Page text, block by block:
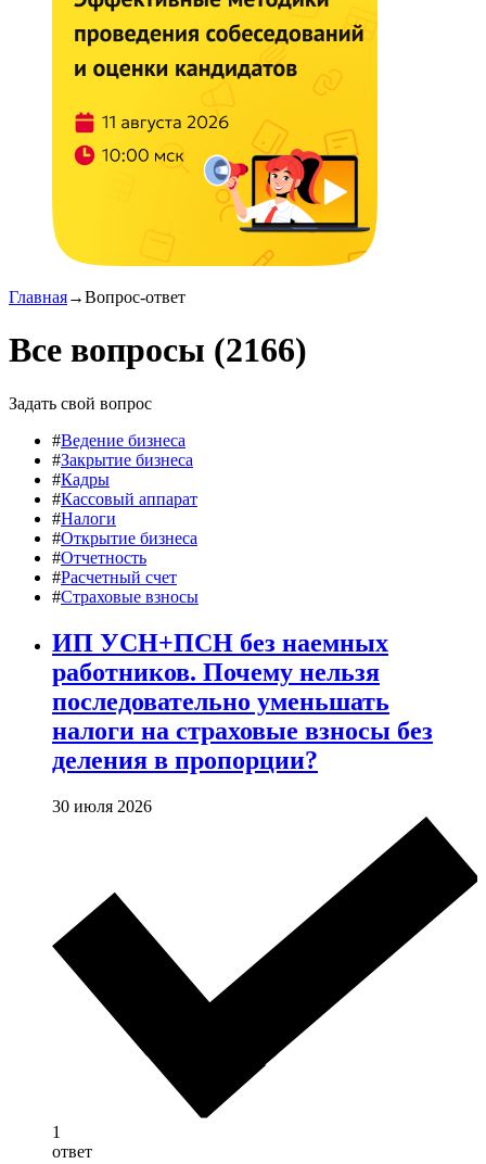
Главная→Вопрос-ответ
Все вопросы (2166)
Задать свой вопрос
#Ведение бизнеса
#Закрытие бизнеса
#Кадры
#Кассовый аппарат
#Налоги
#Открытие бизнеса
#Отчетность
#Расчетный счет
#Страховые взносы
ИП УСН+ПСН без наемных
работников. Почему нельзя
последовательно уменьшать
налоги на страховые взносы без
деления в пропорции?
30 июля 2026
1
ответ